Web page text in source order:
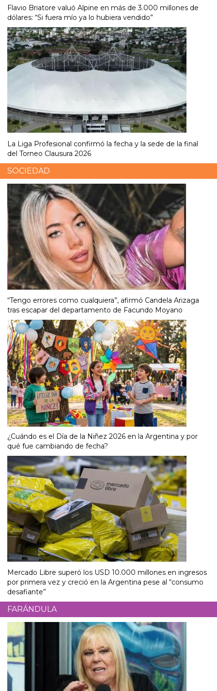
Flavio Briatore valuó Alpine en más de 3.000 millones de
dólares: “Si fuera mío ya lo hubiera vendido”
La Liga Profesional confirmó la fecha y la sede de la final
del Torneo Clausura 2026
SOCIEDAD
“Tengo errores como cualquiera”, afirmó Candela Arizaga
tras escapar del departamento de Facundo Moyano
¿Cuándo es el Día de la Niñez 2026 en la Argentina y por
qué fue cambiando de fecha?
Mercado Libre superó los USD 10.000 millones en ingresos
por primera vez y creció en la Argentina pese al “consumo
desafiante”
FARÁNDULA